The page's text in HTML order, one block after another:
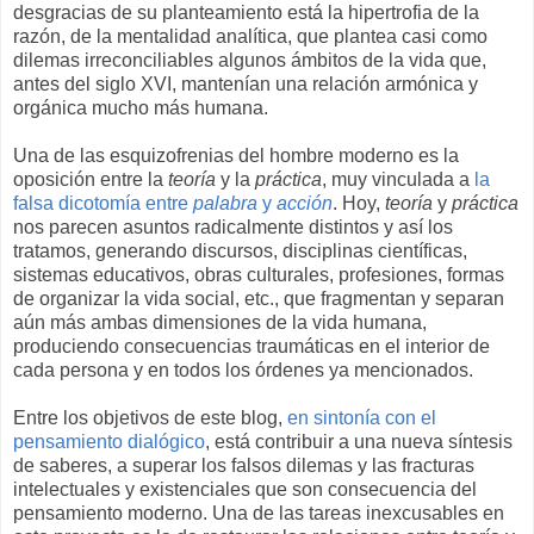
desgracias de su planteamiento está la hipertrofia de la
razón, de la mentalidad analítica, que plantea casi como
dilemas irreconciliables algunos ámbitos de la vida que,
antes del siglo XVI, mantenían una relación armónica y
orgánica mucho más humana.
Una de las esquizofrenias del hombre moderno es la
oposición entre la teoría y la práctica, muy vinculada a la
falsa dicotomía entre palabra y acción. Hoy, teoría y práctica
nos parecen asuntos radicalmente distintos y así los
tratamos, generando discursos, disciplinas científicas,
sistemas educativos, obras culturales, profesiones, formas
de organizar la vida social, etc., que fragmentan y separan
aún más ambas dimensiones de la vida humana,
produciendo consecuencias traumáticas en el interior de
cada persona y en todos los órdenes ya mencionados.
Entre los objetivos de este blog, en sintonía con el
pensamiento dialógico, está contribuir a una nueva síntesis
de saberes, a superar los falsos dilemas y las fracturas
intelectuales y existenciales que son consecuencia del
pensamiento moderno. Una de las tareas inexcusables en